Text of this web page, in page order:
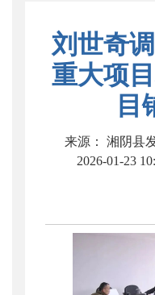
刘世奇
重大项
目
来源： 湘阴县
2026-01-23